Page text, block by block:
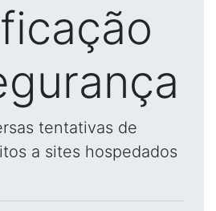
tentativas de
a sites hospedados